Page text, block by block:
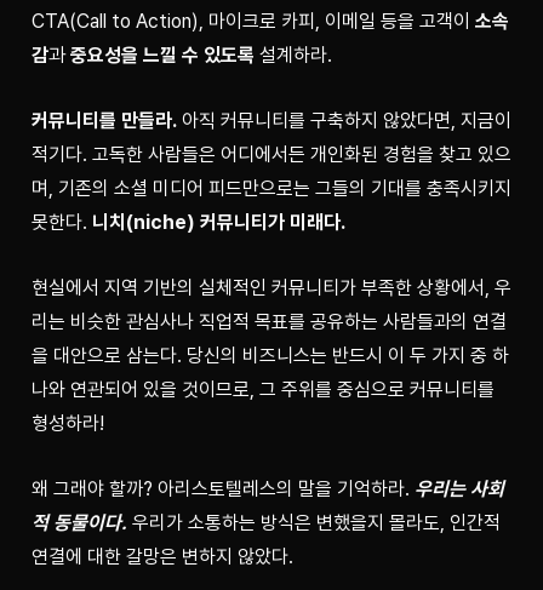
CTA(Call to Action), 마이크로 카피, 이메일 등을 고객이 소속
감과 중요성을 느낄 수 있도록 설계하라.
커뮤니티를 만들라. 아직 커뮤니티를 구축하지 않았다면, 지금이
적기다. 고독한 사람들은 어디에서든 개인화된 경험을 찾고 있으
며, 기존의 소셜 미디어 피드만으로는 그들의 기대를 충족시키지
못한다. 니치(niche) 커뮤니티가 미래다.
현실에서 지역 기반의 실체적인 커뮤니티가 부족한 상황에서, 우
리는 비슷한 관심사나 직업적 목표를 공유하는 사람들과의 연결
을 대안으로 삼는다. 당신의 비즈니스는 반드시 이 두 가지 중 하
나와 연관되어 있을 것이므로, 그 주위를 중심으로 커뮤니티를
형성하라!
왜 그래야 할까? 아리스토텔레스의 말을 기억하라. 우리는 사회
적 동물이다. 우리가 소통하는 방식은 변했을지 몰라도, 인간적
연결에 대한 갈망은 변하지 않았다.